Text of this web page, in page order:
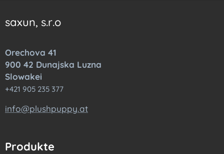
saxun, s.r.o
Orechova 41
900 42 Dunajska Luzna
Slowakei
+421 905 235 377
info@plushpuppy.at
Produkte